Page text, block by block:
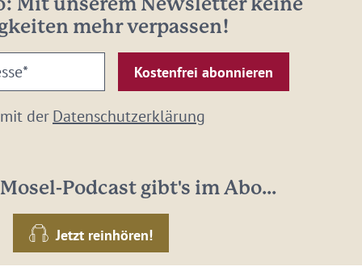
Mit unserem Newsletter keine
mehr verpassen!
derDatenschutzerklärung
Podcast gibt's im Abo...
Jetzt reinhören!